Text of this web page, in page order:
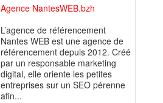
Agence NantesWEB.bzh
L’agence de référencement
Nantes WEB est une agence de
référencement depuis 2012. Créé
par un responsable marketing
digital, elle oriente les petites
entreprises sur un SEO pérenne
afin...